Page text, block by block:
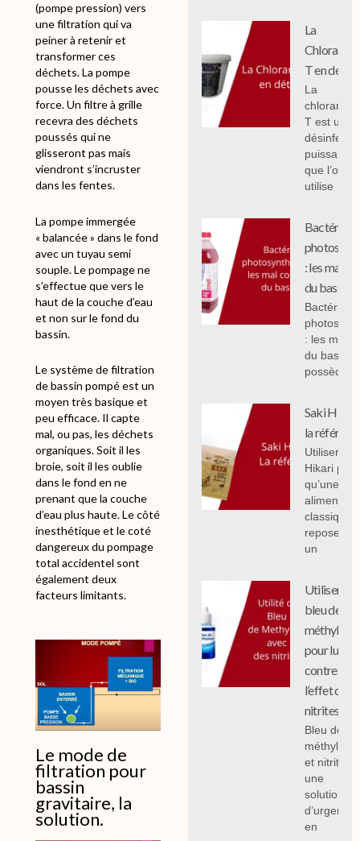
(pompe pression) vers
une filtration qui va
peiner à retenir et
transformer ces
déchets. La pompe
pousse les déchets avec
force. Un filtre à grille
recevra des déchets
poussés qui ne
glisseront pas mais
viendront s’incruster
dans les fentes.
La pompe immergée
« balancée » dans le fond
avec un tuyau semi
souple. Le pompage ne
s’effectue que vers le
haut de la couche d’eau
et non sur le fond du
bassin.
Le système de filtration
de bassin pompé est un
moyen très basique et
peu efficace. Il capte
mal, ou pas, les déchets
organiques. Soit il les
broie, soit il les oublie
dans le fond en ne
prenant que la couche
d’eau plus haute. Le côté
inesthétique et le coté
dangereux du pompage
total accidentel sont
également deux
facteurs limitants.
Le mode de
filtration pour
bassin
gravitaire, la
solution.
La
T en détail
La
chloramine
T est un
puissant
que l’on
utilise
Bactéries
: les mal
du bassin.
Bactéries
: les mal
du bassin,
possèdent
Saki
la
Utiliser
Hikari
qu’une
classique
repose sur
un
Utiliser le
bleu de
méthylène
pour lutter
contre
l’effet des
nitrites
Bleu de
méthylène
et nitrites :
une
solution
d’urgence
en